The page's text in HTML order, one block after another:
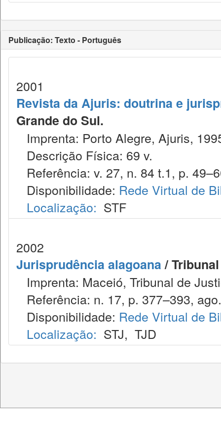
Publicação: Texto - Português
2001
Revista da Ajuris: doutrina e
Grande do Sul.
Imprenta: Porto Alegre, Ajuris,
Descrição Física: 69 v.
Referência: v. 27, n. 84 t.1, p.
Disponibilidade: Rede Virtual de
Localização: STF
2002
Jurisprudência alagoana/
Imprenta: Maceió, Tribunal de
Referência: n. 17, p. 377–393,
Disponibilidade: Rede Virtual de
Localização: STJ, TJD